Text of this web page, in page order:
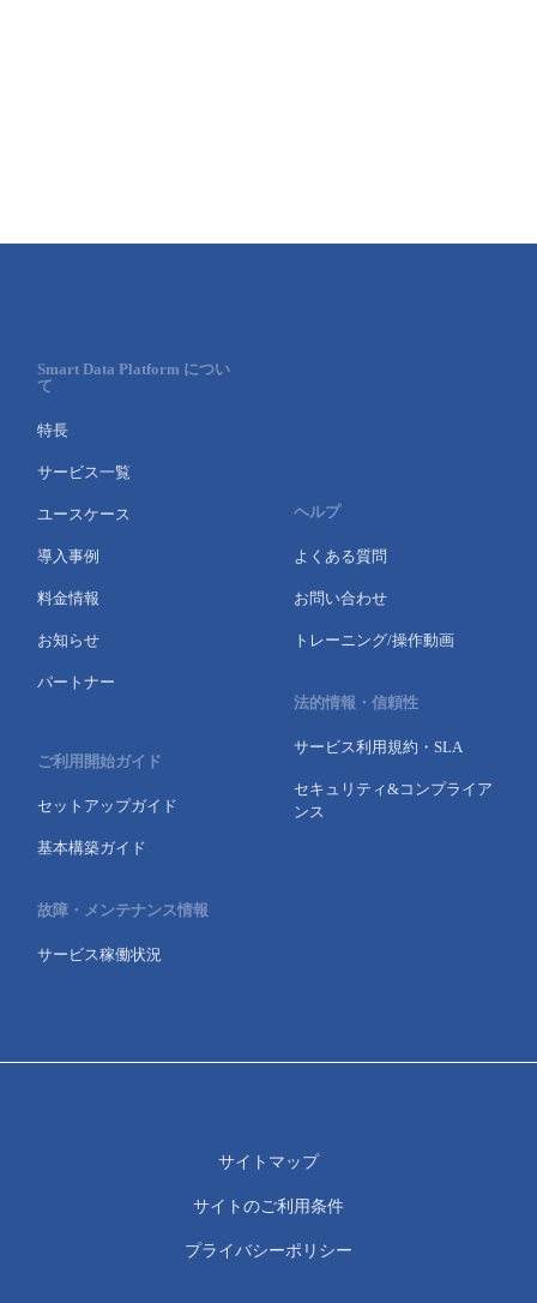
Smart Data Platform につい
て
特長
サービス一覧
ユースケース
導入事例
料金情報
お知らせ
パートナー
ご利用開始ガイド
セットアップガイド
基本構築ガイド
故障・メンテナンス情報
サービス稼働状況
ヘルプ
よくある質問
お問い合わせ
トレーニング/操作動画
法的情報・信頼性
サービス利用規約・SLA
セキュリティ&コンプライア
ンス
サイトマップ
サイトのご利用条件
プライバシーポリシー